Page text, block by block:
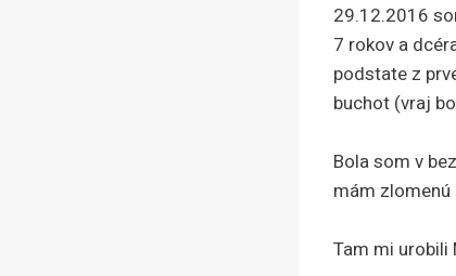
29.12.2016
7 rokov a
podstate z
buchot (vraj
Bola som v
mám zlomenú
Tam mi urobili